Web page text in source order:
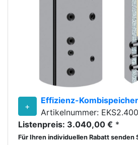
+
Effizienz-Kombispeicher
Artikelnummer:
Listenpreis: 3.040,00 € *
Für Ihren individuellen Rabatt senden